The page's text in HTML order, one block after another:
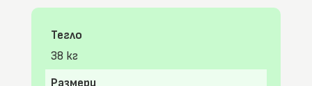
Тегло
38 кг
Размери